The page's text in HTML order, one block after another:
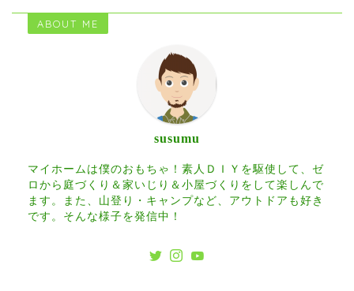
ABOUT ME
susumu
マイホームは僕のおもちゃ！素人ＤＩＹを駆使して、ゼ
ロから庭づくり＆家いじり＆小屋づくりをして楽しんで
ます。また、山登り・キャンプなど、アウトドアも好き
です。そんな様子を発信中！